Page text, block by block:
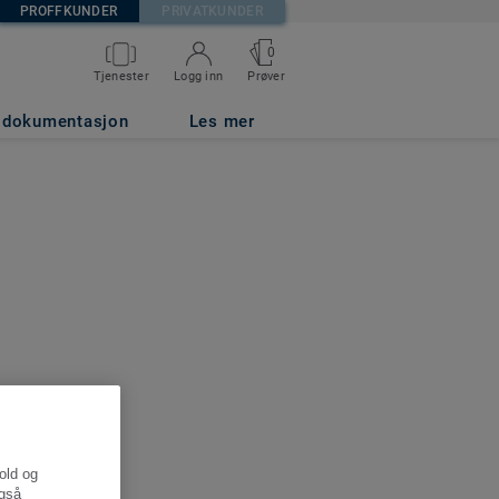
PROFFKUNDER PRIVATKUNDER
Tjenester Logg inn
0
Prøver
Les mer
og